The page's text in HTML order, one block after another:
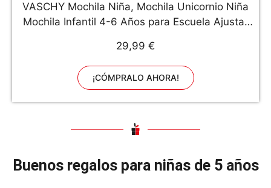
VASCHY Mochila Niña, Mochila Unicornio Niña
Mochila Infantil 4-6 Años para Escuela Ajustar
Pecho Rosa
29,99 €
¡CÓMPRALO AHORA!
Buenos regalos para niñas de 5 años